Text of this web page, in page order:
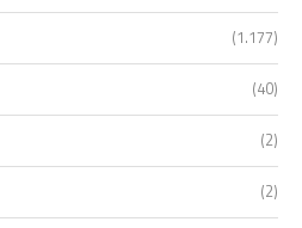
(1.177)
(40)
(2)
(2)